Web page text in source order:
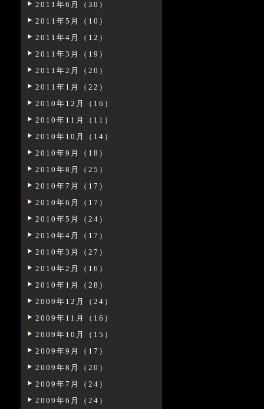
2011年6月（30）
2011年5月（10）
2011年4月（12）
2011年3月（19）
2011年2月（20）
2011年1月（22）
2010年12月（16）
2010年11月（11）
2010年10月（14）
2010年9月（18）
2010年8月（25）
2010年7月（17）
2010年6月（17）
2010年5月（24）
2010年4月（17）
2010年3月（27）
2010年2月（16）
2010年1月（28）
2009年12月（24）
2009年11月（16）
2009年10月（15）
2009年9月（17）
2009年8月（20）
2009年7月（24）
2009年6月（24）